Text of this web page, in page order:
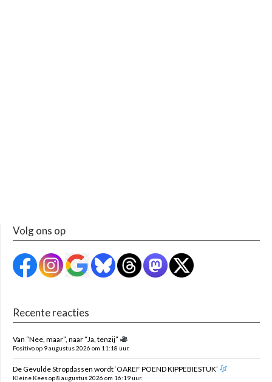
Volg ons op
Recente reacties
Van “Nee, maar”, naar “Ja, tenzij”
Positivo op 9 augustus 2026 om 11:18 uur.
De Gevulde Stropdassen wordt ‘OAREF POEND KIPPEBIESTUK’
Kleine Kees op 8 augustus 2026 om 16:19 uur.